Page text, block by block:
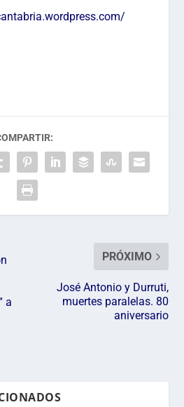
a
PRÓXIMO
José Antonio y Durruti,
muertes paralelas. 80
aniversario